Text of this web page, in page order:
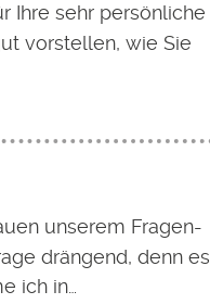
Ihre sehr persönliche
vorstellen, wie Sie
unserem Fragen-
drängend, denn es
ich in…